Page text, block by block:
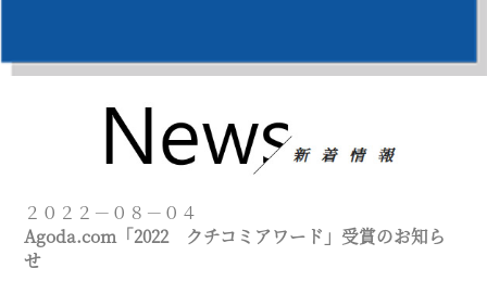
２０２２－０８－０４
Agoda.com「2022 クチコミアワード」受賞のお知ら
せ